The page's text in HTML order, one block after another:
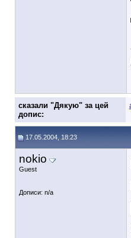
cказали "Дякую" за цей
допис:
17.05.2004, 18:23
nokio
Guest
Дописи: n/a